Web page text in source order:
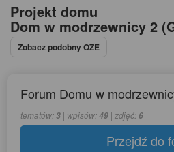
Projekt domu
Dom w modrzewnicy 2
Zobacz podobny OZE
Forum Domu w
tematów:3 | wpisów:49 | zdjęć: 6
Przejdź do